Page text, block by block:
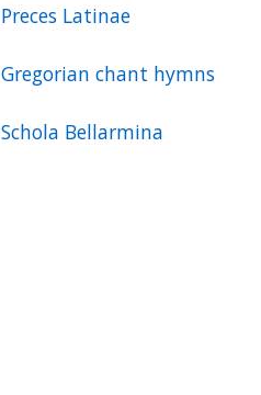
Preces Latinae
Gregorian chant hymns
Schola Bellarmina